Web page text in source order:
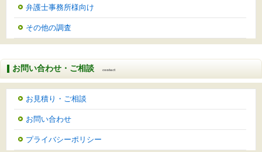
弁護士事務所様向け
その他の調査
お問い合わせ・ご相談 contact
お見積り・ご相談
お問い合わせ
プライバシーポリシー